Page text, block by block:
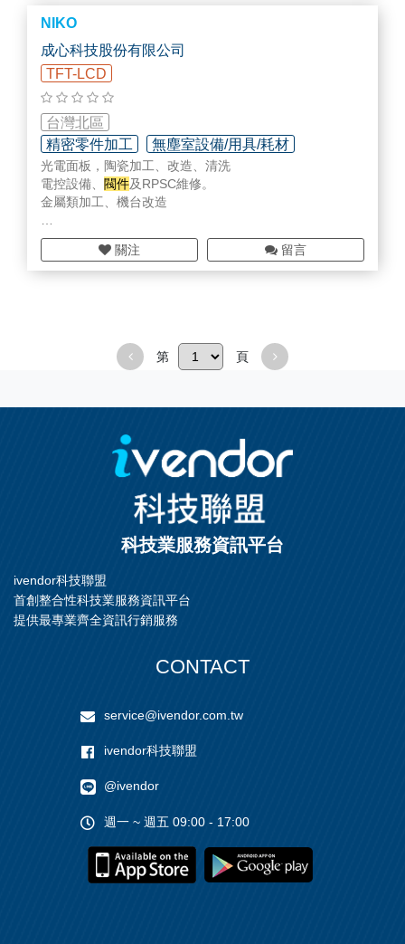
零件新製與改造
AA包膜
NIKO
成心科技股份有限公司
TFT-LCD
台灣北區
精密零件加工
無塵室設備/用具/耗材
光電面板，陶瓷加工、改造、清洗
電控設備、 閥件及RPSC維修。
金屬類加工、機台改造
關注 留言
第 頁
科技業服務資訊平台
ivendor科技聯盟
首創整合性科技業服務資訊平台
提供最專業齊全資訊行銷服務
CONTACT
service@ivendor.com.tw
ivendor科技聯盟
@ivendor
週一 ~ 週五 09:00 - 17:00